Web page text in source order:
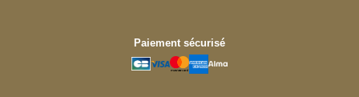
Paiement sécurisé